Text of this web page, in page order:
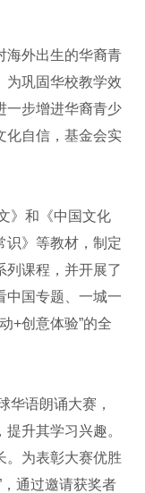
海外出生的华裔青
为巩固华校教学效
一步增进华裔青少
化自信，基金会实
》和《中国文化
识》等教材，制定
列课程，并开展了
中国专题、一城一
+创意体验”的全
华语朗诵大赛，
升其学习兴趣。
。为表彰大赛优胜
通过邀请获奖者